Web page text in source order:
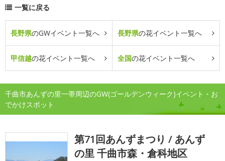
一覧に戻る
長野県のGWイベント一覧へ 長野県の花イベント一覧へ
甲信越の花イベント一覧へ 全国の花イベント一覧へ
千曲市あんずの里一帯周辺のGW(ゴールデンウィーク)イベント・お
でかけスポット
第71回あんずまつり / あんず
の里 千曲市森・倉科地区